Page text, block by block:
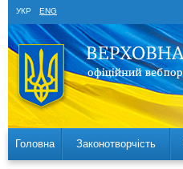
УКР ENG
Головна Законотворчість